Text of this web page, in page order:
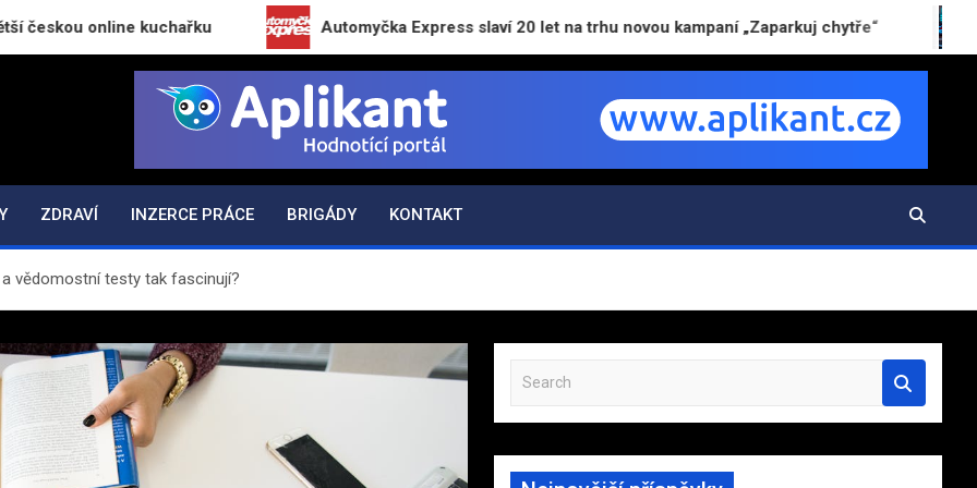
kuchařku Automyčka Express slaví 20 let na trhu novou kampaní „Zaparkuj chytře“ AI už
ZDRAVÍ INZERCE PRÁCE BRIGÁDY KONTAKT
vědomostní testy tak fascinují?
a
r